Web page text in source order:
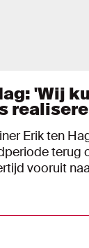
'Wij
Erik ten
terug
vooruit
in de
kan